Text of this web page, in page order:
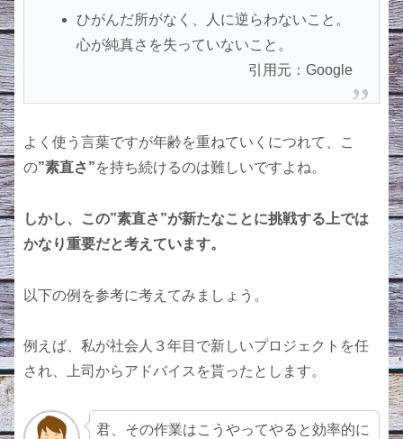
ひがんだ所がなく、人に逆らわないこと。
心が純真さを失っていないこと。
引用元：Google
よく使う言葉ですが年齢を重ねていくにつれて、こ
の”素直さ”を持ち続けるのは難しいですよね。
しかし、この”素直さ”が新たなことに挑戦する上では
かなり重要だと考えています。
以下の例を参考に考えてみましょう。
例えば、私が社会人３年目で新しいプロジェクトを任
され、上司からアドバイスを貰ったとします。
君、その作業はこうやってやると効率的に